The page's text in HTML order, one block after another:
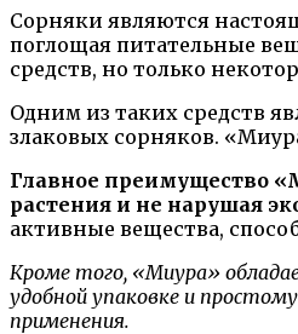
Сорняки являются
поглощая питательные
средств, но только
Одним из таких средств
злаковых сорняков.
Главное преимущество
растения и не нарушая
активные вещества,
Кроме того, «Миура»
удобной упаковке и простому
применения.